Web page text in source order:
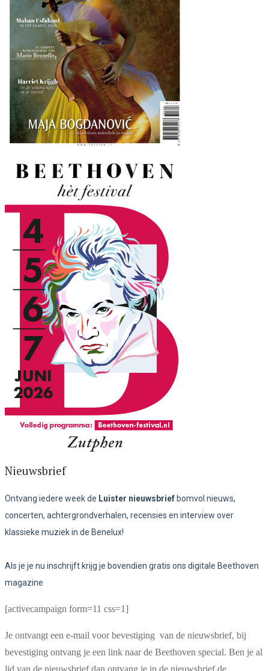
Nieuwsbrief
Ontvang iedere week de Luister nieuwsbrief bomvol nieuws,
concerten, achtergrondverhalen, recensies en interview over
klassieke muziek in de Benelux!
Als je je nu inschrijft krijg je bovendien gratis ons digitale Beethoven
magazine
[activecampaign form=11 css=1]
Je ontvangt een e-mail voor bevestiging van de nieuwsbrief, bij
bevestiging ontvang je een link naar de Beethoven special. Ben je al